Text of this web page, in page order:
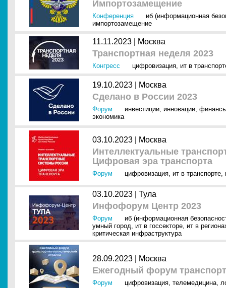
Импортозамещение
Конференция
иб (информационная
импортозамещение
11.11.2023 | Москва
Транспортная неделя 2023
Конгресс цифровизация, ит в
19.10.2023 | Москва
Сделано в России 2023
Форум инвестиции, инновации,
экономика
03.10.2023 | Москва
Интеллектуальные
Цифровая эра транспорта
Форум цифровизация, ит в транспорте,
03.10.2023 | Тула
Инфофорум Центр 2023
Форум
иб (информационная
умный город, ит в госсекторе, ит в
критическая инфраструктура
28.09.2023 | Москва
Ежегодный форум
Форум цифровизация, телемедицина,